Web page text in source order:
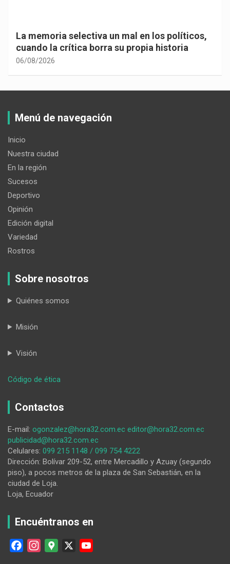
La memoria selectiva un mal en los políticos,
cuando la crítica borra su propia historia
06/08/2026
Menú de navegación
Inicio
Nuestra ciudad
En la región
Sucesos
Deportivo
Opinión
Edición digital
Variedad
Rostros
Sobre nosotros
Quiénes somos
Misión
Visión
Código de ética
beneficios
perjuicios
Contactos
E-mail: ogonzalez@hora32.com.ec editor@hora32.com.ec
publicidad@hora32.com.ec
Celulares: 099 215 1148 / 099 754 4222
Dirección: Bolívar 209-52, entre Mercadillo y Azuay (segundo
piso), a pocos metros de la plaza de San Sebastián, en la
ciudad de Loja.
Loja, Ecuador
Encuéntranos en